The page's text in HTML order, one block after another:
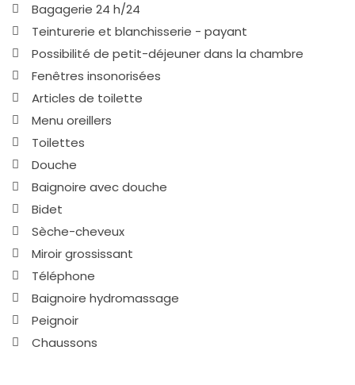
Bagagerie 24 h/24
Teinturerie et blanchisserie - payant
Possibilité de petit-déjeuner dans la chambre
Fenêtres insonorisées
Articles de toilette
Menu oreillers
Toilettes
Douche
Baignoire avec douche
Bidet
Sèche-cheveux
Miroir grossissant
Téléphone
Baignoire hydromassage
Peignoir
Chaussons